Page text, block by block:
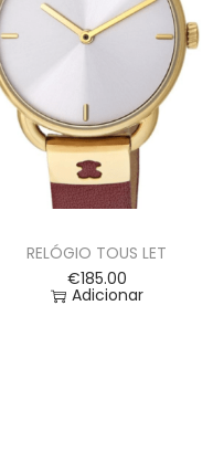
RELÓGIO TOUS LET
€185.00
Adicionar